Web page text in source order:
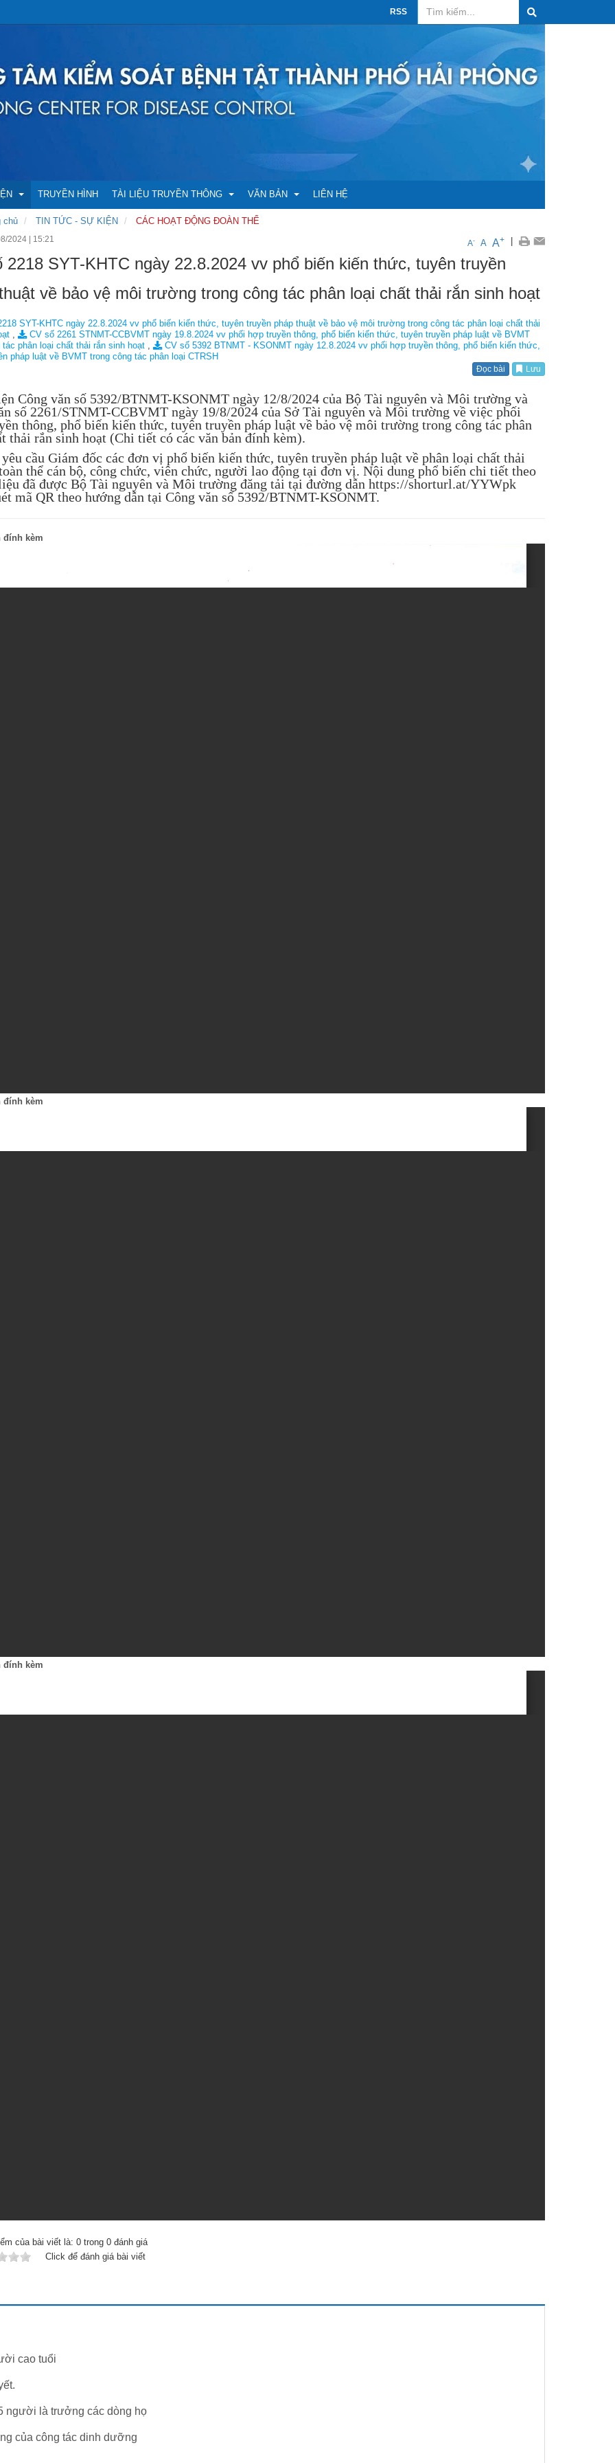
RSS
nhiễm
lây nhiễm
trường học
khỏe
ảnh -Thăm dò chức năng
XINĐOÀN THỂ
HUẤN
KHỎE SINH SẢN
BỆNH KHÔNG LÂY NHIỄM
XIN
TRƯỜNG-Y TẾ TRƯỜNG HỌC
TRUYỀN HÌNH TÀI LIỆU TRUYỀN THÔNG
Bản tin Y tế
Tờ rơi, áp phích
Tài Liệu phát thanh
VĂN BẢN
Thông tin mua sắm
Công bố số liệu tiêu chuẩn
Công bố hợp quy
LIÊN HỆ
chủ TIN TỨC - SỰ KIỆN CÁC HOẠT ĐỘNG ĐOÀN THỂ
2024 | 15:21 A- A A+
2218 SYT-KHTC ngày 22.8.2024 vv phổ biến kiến thức, tuyên truyền
về bảo vệ môi trường trong công tác phân loại chất thải rắn sinh hoạt
SYT-KHTC ngày 22.8.2024 vv phổ biến kiến thức, tuyên truyền pháp thuật về bảo vệ môi trường trong công tác phân loại chất thải
CV số 2261 STNMT-CCBVMT ngày 19.8.2024 vv phối hợp truyền thông, phổ biến kiến thức, tuyên truyền pháp luật về BVMT
tác phân loại chất thải rắn sinh hoạt
CV số 5392 BTNMT - KSONMT ngày 12.8.2024 vv phối hợp truyền thông, phổ biến kiến thức,
pháp luật về BVMT trong công tác phân loại CTRSH
Đọc bài Lưu
Công văn số 5392/BTNMT-KSONMT ngày 12/8/2024 của Bộ Tài nguyên và Môi trường và
số 2261/STNMT-CCBVMT ngày 19/8/2024 của Sở Tài nguyên và Môi trường về việc phối
thông, phổ biến kiến thức, tuyên truyền pháp luật về bảo vệ môi trường trong công tác phân
thải rắn sinh hoạt (Chi tiết có các văn bản đính kèm).
yêu cầu Giám đốc các đơn vị phổ biến kiến thức, tuyên truyền pháp luật về phân loại chất thải
thể cán bộ, công chức, viên chức, người lao động tại đơn vị. Nội dung phổ biến chi tiết theo
đã được Bộ Tài nguyên và Môi trường đăng tải tại đường dẫn https://shorturl.at/YYWpk
mã QR theo hướng dẫn tại Công văn số 5392/BTNMT-KSONMT.
đính kèm
đính kèm
đính kèm
của bài viết là: 0 trong 0 đánh giá
Click để đánh giá bài viết
cao tuổi
người là trưởng các dòng họ
của công tác dinh dưỡng